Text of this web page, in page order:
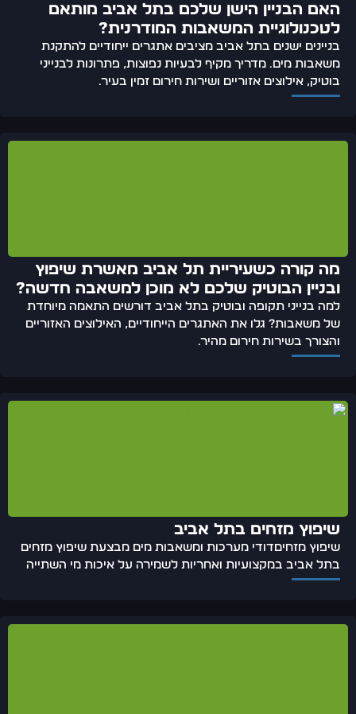
האם הבניין הישן שלכם בתל אביב מותאם
לטכנולוגיית המשאבות המודרנית?
בניינים ישנים בתל אביב מציבים אתגרים ייחודיים להתקנת
משאבות מים. מדריך מקיף לבעיות נפוצות, פתרונות לבנייני
בוטיק, אילוצים אזוריים ושירות חירום זמין בעיר.
מה קורה כשעיריית תל אביב מאשרת שיפוץ
ובניין הבוטיק שלכם לא מוכן למשאבה חדשה?
למה בנייני תקופה ובוטיק בתל אביב דורשים התאמה מיוחדת
של משאבות? גלו את האתגרים הייחודיים, האילוצים האזוריים
והצורך בשירות חירום מהיר.
שיפוץ מזחים בתל אביב
שיפוץ מזחיםדודי מערכות ומשאבות מים מבצעת שיפוץ מזחים
בתל אביב במקצועיות ואחריות לשמירה על איכות מי השתייה